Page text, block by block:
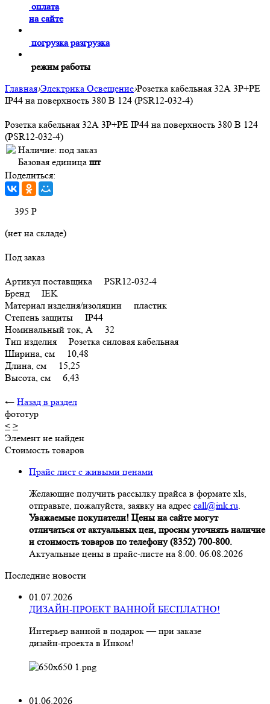
оплата
на сайте
погрузка разгрузка
режим работы
Главная›Электрика Освещение›Розетка кабельная 32А 3Р+PE
IР44 на поверхность 380 В 124 (PSR12-032-4)
Розетка кабельная 32А 3Р+PE IР44 на поверхность 380 В 124
(PSR12-032-4)
Наличие: под заказ
Базовая единица шт
Поделиться:
395 Р
(нет на складе)
Под заказ
Артикул поставщика PSR12-032-4
Бренд IEK
Материал изделия/изоляции пластик
Степень защиты IP44
Номинальный ток, А 32
Тип изделия Розетка силовая кабельная
Ширина, см 10,48
Длина, см 15,25
Высота, см 6,43
← Назад в раздел
фототур
< >
Элемент не найден
Стоимость товаров
Прайс лист с живыми ценами
Желающие получить рассылку прайса в формате xls,
отправьте, пожалуйста, заявку на адрес call@ink.ru.
Уважаемые покупатели! Цены на сайте могут
отличаться от актуальных цен, просим уточнять наличие
и стоимость товаров по телефону (8352) 700-800.
Актуальные цены в прайс-листе на 8:00. 06.08.2026
Последние новости
01.07.2026
ДИЗАЙН-ПРОЕКТ ВАННОЙ БЕСПЛАТНО!
Интерьер ванной в подарок — при заказе
дизайн‑проекта в Инком!
01.06.2026